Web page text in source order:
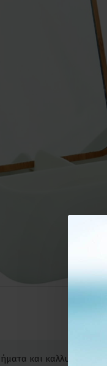
και καλλυντικά